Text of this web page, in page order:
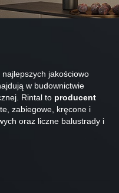
jakościowo
w budownictwie
Rintal to producent
zabiegowe, kręcone i
oraz liczne balustrady i